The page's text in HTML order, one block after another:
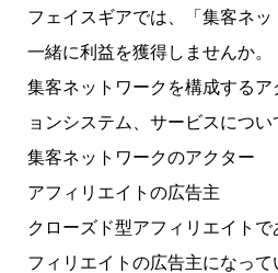
フェイスギアでは、「集客ネ
一緒に利益を獲得しませんか。
集客ネットワークを構成する
ョンシステム、サービスについ
集客ネットワークのアクター
アフィリエイトの広告主
クローズド型アフィリエイト
フィリエイトの広告主になっ